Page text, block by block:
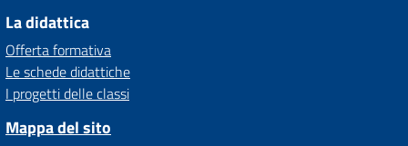
La didattica
Offerta formativa
Le schede didattiche
I progetti delle classi
Mappa del sito